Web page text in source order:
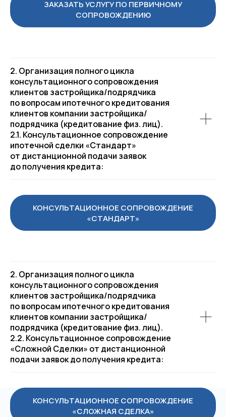
ЗАКАЗАТЬ УСЛУГУ ПО ПЕРВИЧНОМУ
СОПРОВОЖДЕНИЮ
2. Организация полного цикла
консультационного сопровождения
клиентов застройщика/подрядчика
по вопросам ипотечного кредитования
клиентов компании застройщика/
подрядчика (кредитование физ. лиц).
2.1. Консультационное сопровождение
ипотечной сделки «Стандарт»
от дистанционной подачи заявок
до получения кредита:
КОНСУЛЬТАЦИОННОЕ СОПРОВОЖДЕНИЕ
«СТАНДАРТ»
2. Организация полного цикла
консультационного сопровождения
клиентов застройщика/подрядчика
по вопросам ипотечного кредитования
клиентов компании застройщика/
подрядчика (кредитование физ. лиц).
2.2. Консультационное сопровождение
«Сложной Сделки» от дистанционной
подачи заявок до получения кредита:
КОНСУЛЬТАЦИОННОЕ СОПРОВОЖДЕНИЕ
«СЛОЖНАЯ СДЕЛКА»
Москва Сити, Пресненская набережная, 8,
стр. 1, Деловой центр Город Столиц, башня
Санкт Петербург, офис 193.
Заявки, обращения
и предложения пишите нам
на электронную почту
association-mzhs@yandex.com
Оставить обращение
Мероприятия
Организаторы
Комитеты
Навигация по сайту: